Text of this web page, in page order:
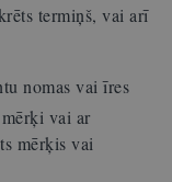
termiņš, vai arī
nomas vai īres
vai ar
mērķis vai